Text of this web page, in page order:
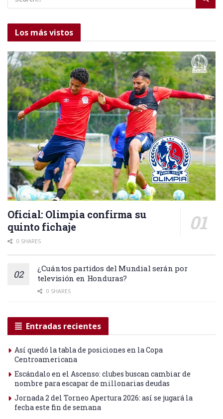
Los más vistos
Oficial: Olimpia confirma su
quinto fichaje
0 SHARES
¿Cuántos partidos del Mundial serán por
televisión en Honduras?
0 SHARES
Entradas recientes
Así quedó la tabla de posiciones en la Copa
Centroamericana
Escándalo en el Ascenso: clubes buscan cambiar de
nombre para escapar de millonarias deudas
Jornada 2 del Torneo Apertura 2026: así se jugará la
fecha este fin de semana